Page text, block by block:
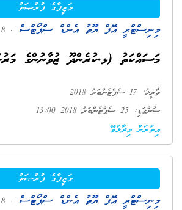
ވަޒީފާގެ ފުރުޞަތު
މިނިސްޓްރީ އޮފް ޔޫތު އެންޑް ސްޕޯޓްސް . 8 އަހަރު ކުރިން
މަސައްކަތު (ޅ.ކުރެންދޫ ޒުވާނުންގެ
ތާރީޚު: 17 ސެޕްޓެންބަރު 2018
ސުންގަޑި: 25 ސެޕްޓެންބަރު 2018 13:00
އިތުރަށް ވިދާޅުވޭ
ވަޒީފާގެ ފުރުޞަތު
މިނިސްޓްރީ އޮފް ޔޫތު އެންޑް ސްޕޯޓްސް . 8 އަހަރު ކުރިން